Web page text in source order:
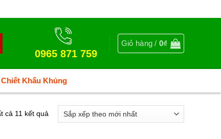
0965 871 759
Giỏ hàng /0₫
Chiết Khấu Khủng
cả 11 kết quảĐã
sắp